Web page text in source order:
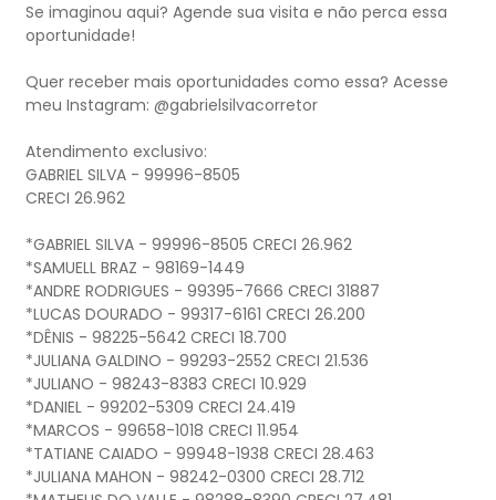
Se imaginou aqui? Agende sua visita e não perca essa
oportunidade!
Quer receber mais oportunidades como essa? Acesse
meu Instagram: @gabrielsilvacorretor
Atendimento exclusivo:
GABRIEL SILVA - 99996-8505
CRECI 26.962
*GABRIEL SILVA - 99996-8505 CRECI 26.962
*SAMUELL BRAZ - 98169-1449
*ANDRE RODRIGUES - 99395-7666 CRECI 31887
*LUCAS DOURADO - 99317-6161 CRECI 26.200
*DÊNIS - 98225-5642 CRECI 18.700
*JULIANA GALDINO - 99293-2552 CRECI 21.536
*JULIANO - 98243-8383 CRECI 10.929
*DANIEL - 99202-5309 CRECI 24.419
*MARCOS - 99658-1018 CRECI 11.954
*TATIANE CAIADO - 99948-1938 CRECI 28.463
*JULIANA MAHON - 98242-0300 CRECI 28.712